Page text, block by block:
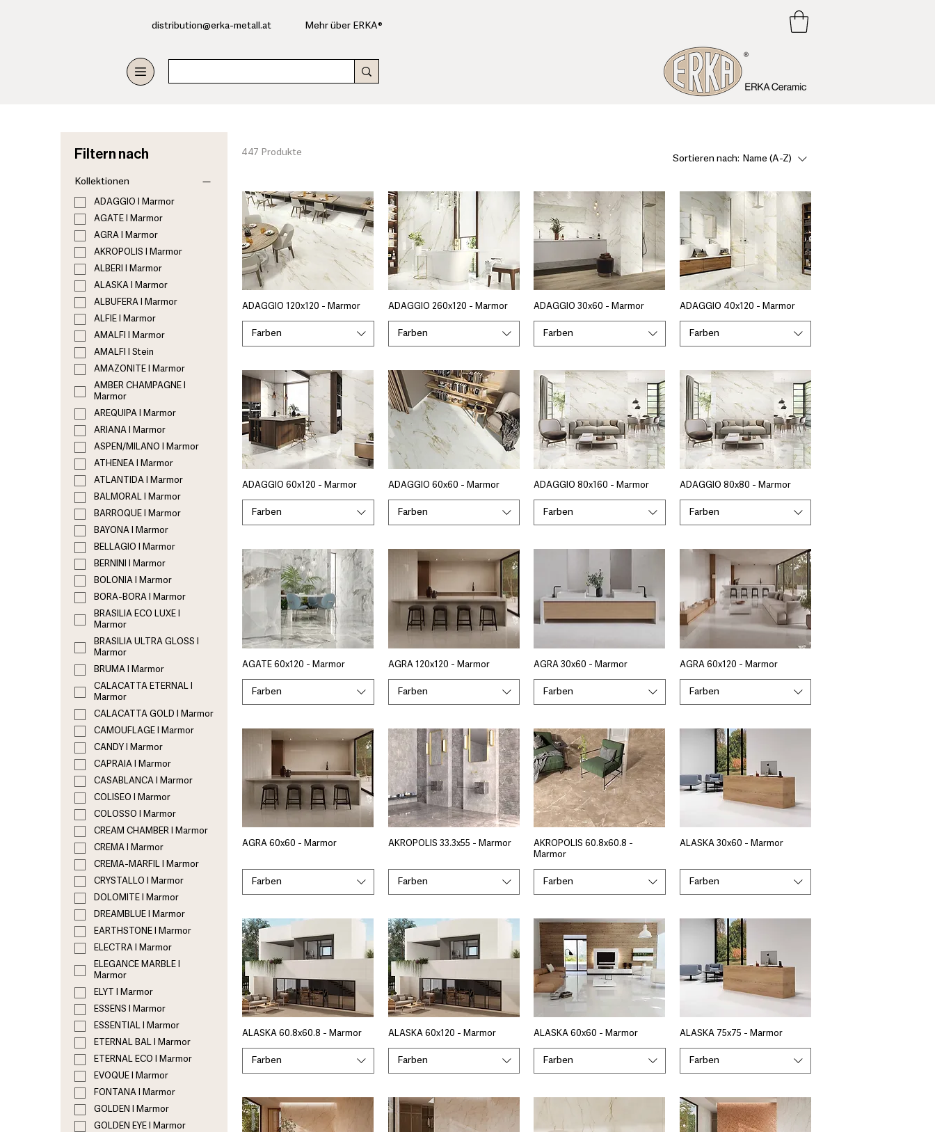
​distribution@erka-metall.at Mehr über ERKA®
Filtern nach
Kollektionen
ADAGGIO I Marmor
AGATE I Marmor
AGRA I Marmor
AKROPOLIS I Marmor
ALBERI I Marmor
ALASKA I Marmor
ALBUFERA I Marmor
ALFIE I Marmor
AMALFI I Marmor
AMALFI I Stein
AMAZONITE I Marmor
AMBER CHAMPAGNE I
Marmor
AREQUIPA I Marmor
ARIANA I Marmor
ASPEN/MILANO I Marmor
ATHENEA I Marmor
ATLANTIDA I Marmor
BALMORAL I Marmor
BARROQUE I Marmor
BAYONA I Marmor
BELLAGIO I Marmor
BERNINI I Marmor
BOLONIA I Marmor
BORA-BORA I Marmor
BRASILIA ECO LUXE I
Marmor
BRASILIA ULTRA GLOSS I
Marmor
BRUMA I Marmor
CALACATTA ETERNAL I
Marmor
CALACATTA GOLD I Marmor
CAMOUFLAGE I Marmor
CANDY I Marmor
CAPRAIA I Marmor
CASABLANCA I Marmor
COLISEO I Marmor
COLOSSO I Marmor
CREAM CHAMBER I Marmor
CREMA I Marmor
CREMA-MARFIL I Marmor
CRYSTALLO I Marmor
DOLOMITE I Marmor
DREAMBLUE I Marmor
EARTHSTONE I Marmor
ELECTRA I Marmor
ELEGANCE MARBLE I
Marmor
ELYT I Marmor
ESSENS I Marmor
ESSENTIAL I Marmor
ETERNAL BAL I Marmor
ETERNAL ECO I Marmor
EVOQUE I Marmor
FONTANA I Marmor
GOLDEN I Marmor
GOLDEN EYE I Marmor
447 Produkte
Sortieren nach: Name (A-Z)
ADAGGIO 120x120 - Marmor
Farben
ADAGGIO 260x120 - Marmor
Farben
ADAGGIO 30x60 - Marmor
Farben
ADAGGIO 40x120 - Marmor
Farben
ADAGGIO 60x120 - Marmor
Farben
ADAGGIO 60x60 - Marmor
Farben
ADAGGIO 80x160 - Marmor
Farben
ADAGGIO 80x80 - Marmor
Farben
AGATE 60x120 - Marmor
Farben
AGRA 120x120 - Marmor
Farben
AGRA 30x60 - Marmor
Farben
AGRA 60x120 - Marmor
Farben
AGRA 60x60 - Marmor
Farben
AKROPOLIS 33.3x55 - Marmor
Farben
AKROPOLIS 60.8x60.8 -
Marmor
Farben
ALASKA 30x60 - Marmor
Farben
ALASKA 60.8x60.8 - Marmor
Farben
ALASKA 60x120 - Marmor
Farben
ALASKA 60x60 - Marmor
Farben
ALASKA 75x75 - Marmor
Farben